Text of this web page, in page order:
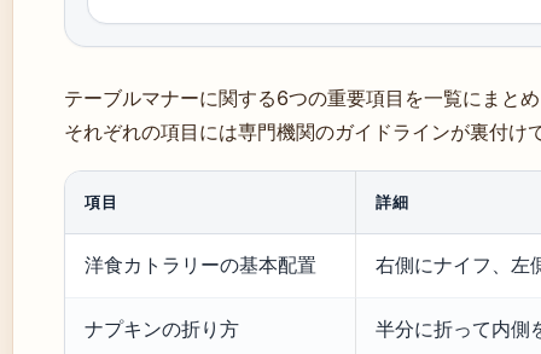
テーブルマナーに関する6つの重要項目を一覧にまと
それぞれの項目には専門機関のガイドラインが裏付け
項目 詳細
洋食カトラリーの基本配置 右側にナイフ、左
ナプキンの折り方 半分に折って内側